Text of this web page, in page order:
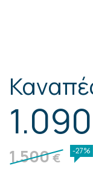
1.090
1.500€ -27%